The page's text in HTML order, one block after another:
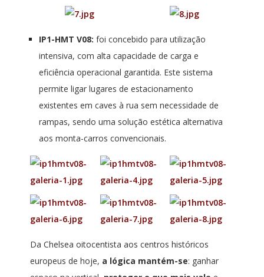
IP1-HMT V08: foi concebido para utilização
intensiva, com alta capacidade de carga e
eficiência operacional garantida. Este sistema
permite ligar lugares de estacionamento
existentes em caves à rua sem necessidade de
rampas, sendo uma solução estética alternativa
aos monta-carros convencionais.
Da Chelsea oitocentista aos centros históricos
europeus de hoje, a lógica mantém-se: ganhar